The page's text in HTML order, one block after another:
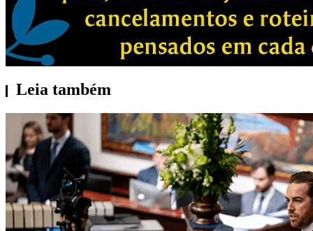
Leia também